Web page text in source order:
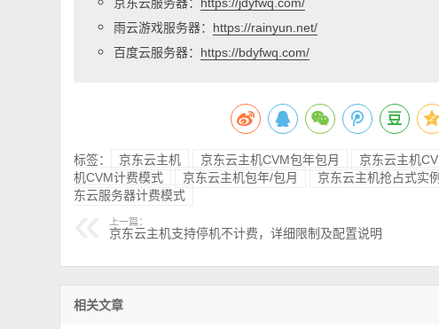
雨云游戏服务器： https://rainyun.net/
百度云服务器： https://bdyfwq.com/
标签： 京东云主机 京东云主机CVM包年包月 京东云主机
机CVM计费模式
京东云主机包年/包月 京东云主机抢占式实例
东云服务器计费模式
上一篇：
京东云主机支持停机不计费，详细限制及配置说明
相关文章